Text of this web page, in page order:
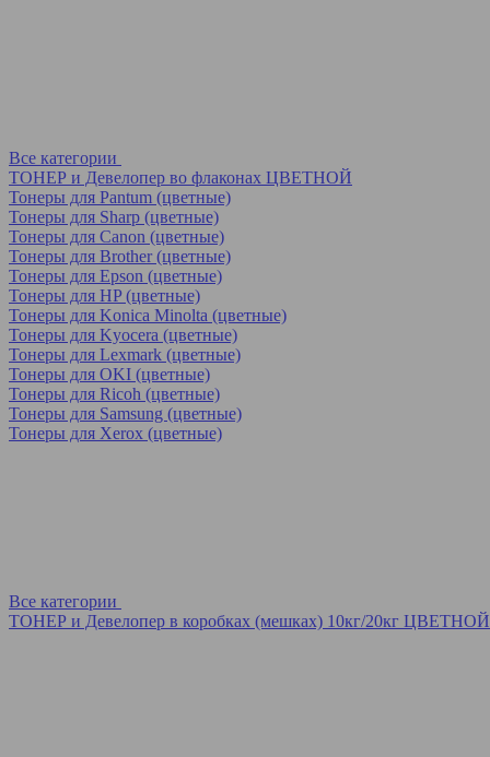
Все категории
ТОНЕР и Девелопер во флаконах ЦВЕТНОЙ
Тонеры для Pantum (цветные)
Тонеры для Sharp (цветные)
Тонеры для Canon (цветные)
Тонеры для Brother (цветные)
Тонеры для Epson (цветные)
Тонеры для HP (цветные)
Тонеры для Konica Minolta (цветные)
Тонеры для Kyocera (цветные)
Тонеры для Lexmark (цветные)
Тонеры для OKI (цветные)
Тонеры для Ricoh (цветные)
Тонеры для Samsung (цветные)
Тонеры для Xerox (цветные)
Все категории
ТОНЕР и Девелопер в коробках (мешках) 10кг/20кг ЦВЕТНОЙ